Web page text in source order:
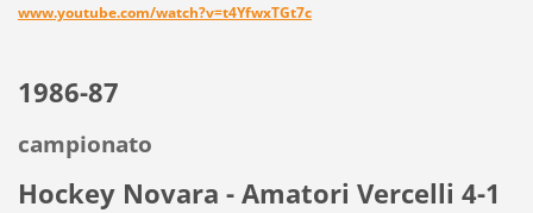
www.youtube.com/watch?v=t4YfwxTGt7c
1986-87
campionato
Hockey Novara - Amatori Vercelli 4-1